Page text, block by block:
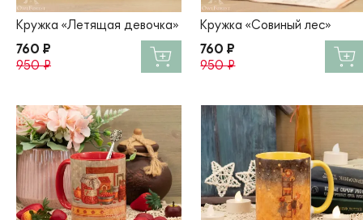
Кружка «Летящая девочка»
760 ₽
950 ₽
Кружка «Совиный лес»
760 ₽
950 ₽